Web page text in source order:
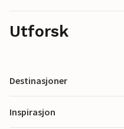
Utforsk
Destinasjoner
Inspirasjon